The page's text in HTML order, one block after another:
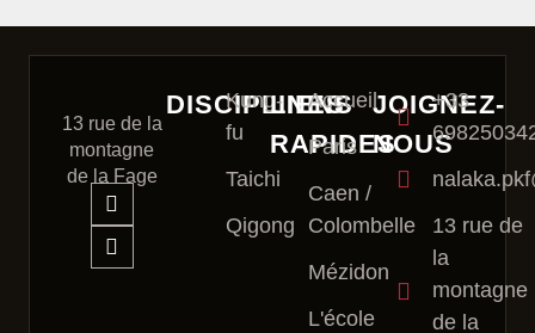
13 rue de la
montagne
de la Fage
F
a
c
e
Y
o
u
t
DISCIPLINES
Kung-
fu
Taichi
Qigong
LIENS
RAPIDES
Accueil
Paris
Caen /
Colombelle
Mézidon
L'école
JOIGNEZ-
NOUS
+33
13 rue de
la
montagne
de la